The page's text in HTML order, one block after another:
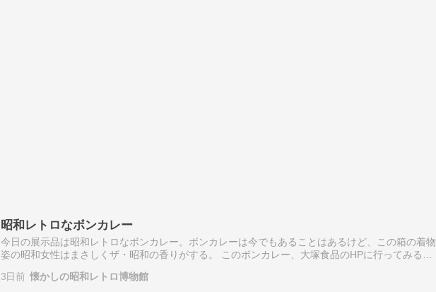
昭和レトロなボンカレー
今日の展示品は昭和レトロなボンカレー。ボンカレーは今でもあることはあるけど、この箱の着物
姿の昭和女性はまさしくザ・昭和の香りがする。 このボンカレー、大塚食品のHPに行ってみる
ソーセージとか…
3日前 懐かしの昭和レトロ博物館